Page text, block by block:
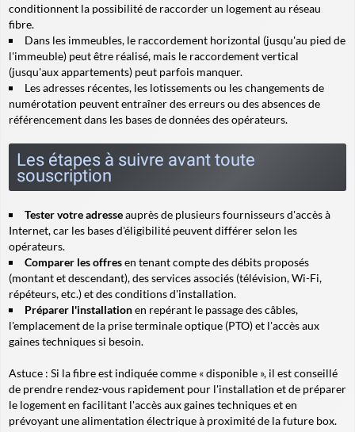
conditionnent la possibilité de raccorder un logement au réseau
fibre.
Dans les immeubles, le raccordement horizontal (jusqu'au pied de
l'immeuble) peut être réalisé, mais le raccordement vertical
(jusqu'aux appartements) peut parfois manquer.
Les adresses récentes, les lotissements ou les changements de
numérotation peuvent entraîner des erreurs ou des absences de
référencement dans les bases de données des opérateurs.
Les étapes à suivre avant toute
souscription
Tester votre adresseauprès de plusieurs fournisseurs d'accès à
Internet, car les bases d'éligibilité peuvent différer selon les
opérateurs.
Comparer les offresen tenant compte des débits proposés
(montant et descendant), des services associés (télévision, Wi-Fi,
répéteurs, etc.) et des conditions d'installation.
Préparer l'installationen repérant le passage des câbles,
l'emplacement de la prise terminale optique (PTO) et l'accès aux
gaines techniques si besoin.
Astuce : Si la fibre est indiquée comme « disponible », il est conseillé
de prendre rendez-vous rapidement pour l'installation et de préparer
le logement en facilitant l'accès aux gaines techniques et en
prévoyant une alimentation électrique à proximité de la future box.